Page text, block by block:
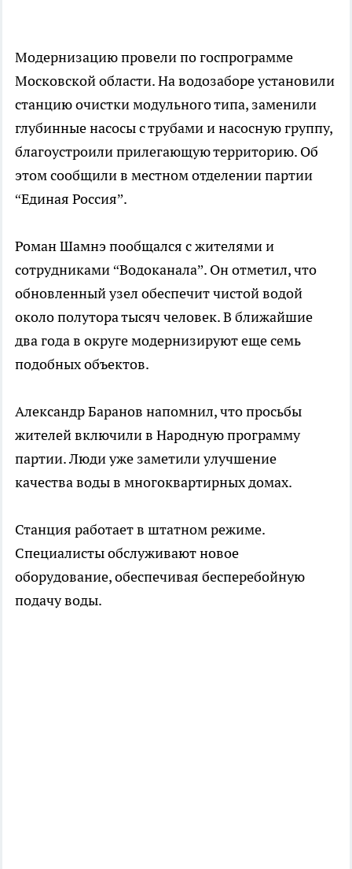
Модернизацию провели по госпрограмме
Московской области. На водозаборе установили
станцию очистки модульного типа, заменили
глубинные насосы с трубами и насосную группу,
благоустроили прилегающую территорию. Об
этом сообщили в местном отделении партии
“Единая Россия”.
Роман Шамнэ пообщался с жителями и
сотрудниками “Водоканала”. Он отметил, что
обновленный узел обеспечит чистой водой
около полутора тысяч человек. В ближайшие
два года в округе модернизируют еще семь
подобных объектов.
Александр Баранов напомнил, что просьбы
жителей включили в Народную программу
партии. Люди уже заметили улучшение
качества воды в многоквартирных домах.
Станция работает в штатном режиме.
Специалисты обслуживают новое
оборудование, обеспечивая бесперебойную
подачу воды.